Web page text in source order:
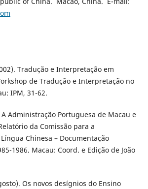
Tradução e Interpretação em
de Tradução e Interpretação no
IPM, 31-62.
A Administração Portuguesa de Macau e
da Comissão para a
Chinesa – Documentação
1986. Macau: Coord. e Edição de João
Os novos desígnios do Ensino